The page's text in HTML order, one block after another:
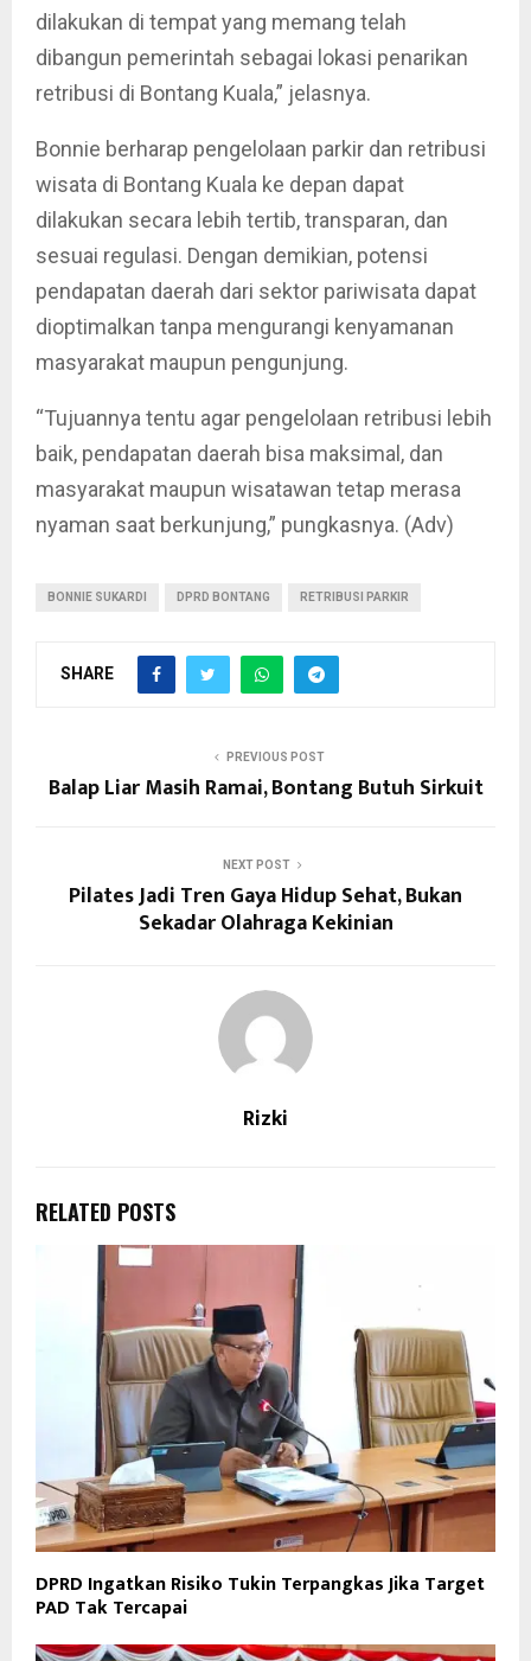
dilakukan di tempat yang memang telah
dibangun pemerintah sebagai lokasi penarikan
retribusi di Bontang Kuala,” jelasnya.
Bonnie berharap pengelolaan parkir dan retribusi
wisata di Bontang Kuala ke depan dapat
dilakukan secara lebih tertib, transparan, dan
sesuai regulasi. Dengan demikian, potensi
pendapatan daerah dari sektor pariwisata dapat
dioptimalkan tanpa mengurangi kenyamanan
masyarakat maupun pengunjung.
“Tujuannya tentu agar pengelolaan retribusi lebih
baik, pendapatan daerah bisa maksimal, dan
masyarakat maupun wisatawan tetap merasa
nyaman saat berkunjung,” pungkasnya. (Adv)
BONNIE SUKARDI DPRD BONTANG RETRIBUSI PARKIR
SHARE
PREVIOUS POST
Balap Liar Masih Ramai, Bontang Butuh Sirkuit
NEXT POST
Pilates Jadi Tren Gaya Hidup Sehat, Bukan
Sekadar Olahraga Kekinian
Rizki
RELATED POSTS
DPRD Ingatkan Risiko Tukin Terpangkas Jika Target
PAD Tak Tercapai